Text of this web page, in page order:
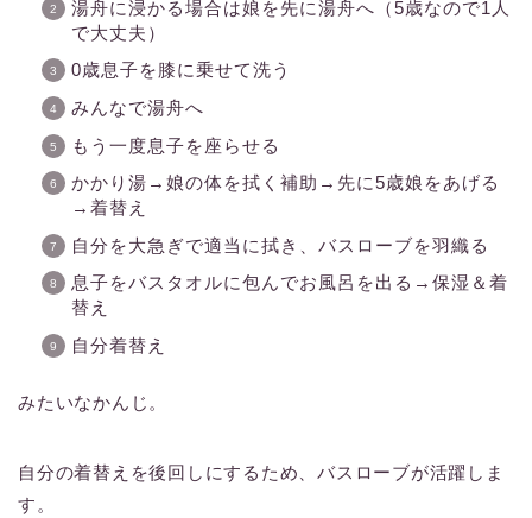
湯舟に浸かる場合は娘を先に湯舟へ（5歳なので1人
で大丈夫）
0歳息子を膝に乗せて洗う
みんなで湯舟へ
もう一度息子を座らせる
かかり湯→娘の体を拭く補助→先に5歳娘をあげる
→着替え
自分を大急ぎで適当に拭き、バスローブを羽織る
息子をバスタオルに包んでお風呂を出る→保湿＆着
替え
自分着替え
みたいなかんじ。
自分の着替えを後回しにするため、バスローブが活躍しま
す。